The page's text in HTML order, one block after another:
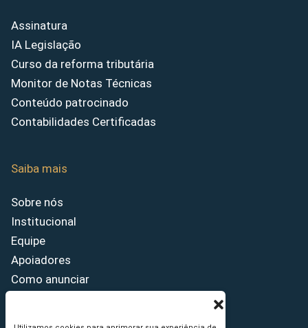
Assinatura
IA Legislação
Curso da reforma tributária
Monitor de Notas Técnicas
Conteúdo patrocinado
Contabilidades Certificadas
Saiba mais
Sobre nós
Institucional
Equipe
Apoiadores
Como anunciar